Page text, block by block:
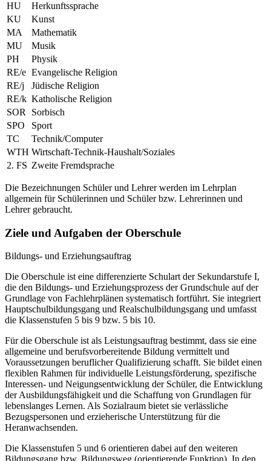
HU
Herkunftssprache
KU
Kunst
MA
Mathematik
MU
Musik
PH
Physik
RE/e Evangelische Religion
RE/j
Jüdische Religion
RE/k Katholische Religion
SOR
Sorbisch
SPO
Sport
TC
Technik/Computer
WTH Wirtschaft-Technik-Haushalt/Soziales
2. FS Zweite Fremdsprache
Die Bezeichnungen Schüler und Lehrer werden im Lehrplan
allgemein für Schülerinnen und Schüler bzw. Lehrerinnen und
Lehrer gebraucht.
Ziele und Aufgaben der Oberschule
Bildungs- und Erziehungsauftrag
Die Oberschule ist eine differenzierte Schulart der Sekundarstufe I,
die den Bildungs- und Erziehungsprozess der Grundschule auf der
Grundlage von Fachlehrplänen systematisch fortführt. Sie integriert
Hauptschulbildungsgang und Realschulbildungsgang und umfasst
die Klassenstufen 5 bis 9 bzw. 5 bis 10.
Für die Oberschule ist als Leistungsauftrag bestimmt, dass sie eine
allgemeine und berufsvorbereitende Bildung vermittelt und
Voraussetzungen beruflicher Qualifizierung schafft. Sie bildet einen
flexiblen Rahmen für individuelle Leistungsförderung, spezifische
Interessen- und Neigungsentwicklung der Schüler, die Entwicklung
der Ausbildungsfähigkeit und die Schaffung von Grundlagen für
lebenslanges Lernen. Als Sozialraum bietet sie verlässliche
Bezugspersonen und erzieherische Unterstützung für die
Heranwachsenden.
Die Klassenstufen 5 und 6 orientieren dabei auf den weiteren